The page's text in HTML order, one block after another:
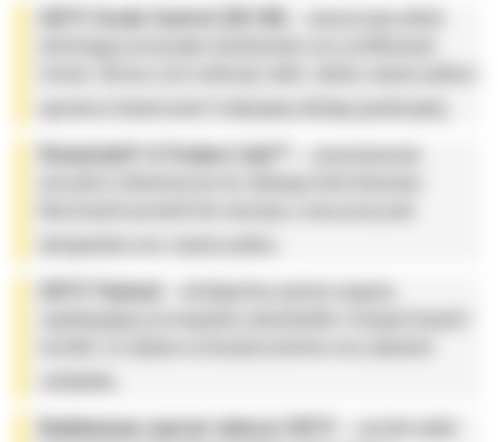
CAT® Grade Control (2D/3D)
– nowoczesny układ
ogranicza konieczność tradycyjnej obsługi geodezyjnej,
VisionLink® & Product Link™
– zaawansowane
narzędzia telematyczne do zdalnego kontrolowania
obciążeniem oraz zużycia paliwa,
CAT® Payload – inteligentny system wagowy
zapobiegający przeciążaniu samochodów transportowych i
Dedykowany osprzęt roboczy CAT®
– szeroki wybór